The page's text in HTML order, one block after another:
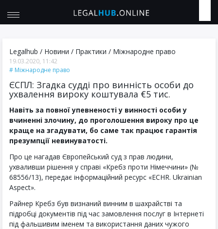
Legalhub / Новини / Практики / Міжнародне право
19.03.2020, 11:42
Міжнародне право
ЄСПЛ: Згадка судді про винність особи до
ухвалення вироку коштувала €5 тис.
Навіть за повної упевненості у винності особи у
вчиненні злочину, до проголошення вироку про це
краще на згадувати, бо саме так працює гарантія
презумпції невинуватості.
Про це нагадав Європейський суд з прав людини,
ухваливши рішення у справі «Кребз проти Німеччини» (№
68556/13), передає інформаційний ресурс «ECHR. Ukrainian
Aspect».
Райнер Кребз був визнаний винним в шахрайстві та
підробці документів під час замовлення послуг в Інтернеті
під фальшивим іменем та використання даних чужого